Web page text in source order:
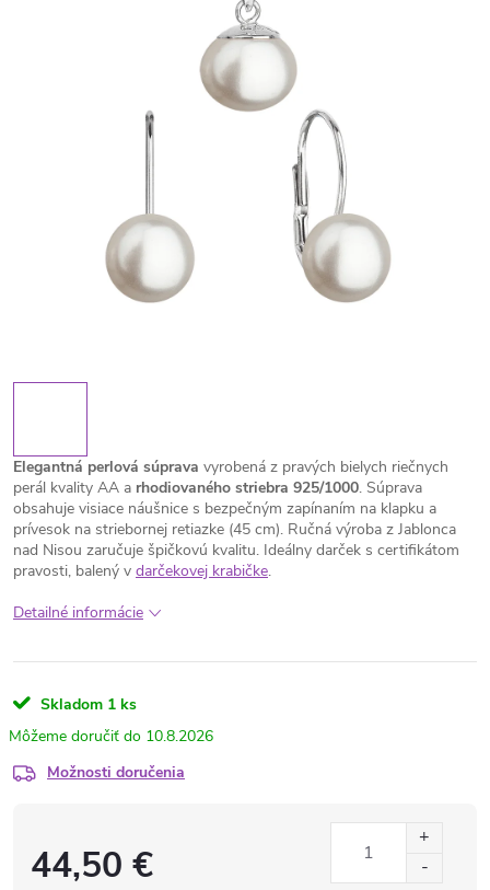
Elegantná perlová súprava vyrobená z pravých bielych riečnych
perál kvality AA a rhodiovaného striebra 925/1000. Súprava
obsahuje visiace náušnice s bezpečným zapínaním na klapku a
prívesok na striebornej retiazke (45 cm). Ručná výroba z Jablonca
nad Nisou zaručuje špičkovú kvalitu. Ideálny darček s certifikátom
pravosti, balený v darčekovej krabičke.
Detailné informácie
Skladom 1 ks
10.8.2026
Možnosti doručenia
44,50 €